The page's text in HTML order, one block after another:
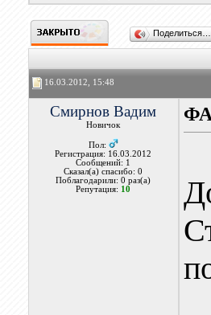
Поделиться…
16.03.2012, 15:48
Смирнов Вадим
Новичок
Пол:
Регистрация: 16.03.2012
Сообщений: 1
Сказал(а) спасибо: 0
Поблагодарили: 0 раз(а)
Репутация: 10